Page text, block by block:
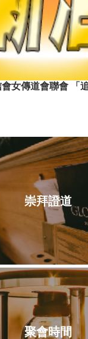
女傳道會聯會 「
崇拜證道
聚會時間